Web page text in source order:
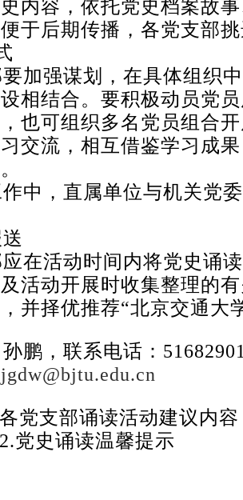
内容，依托党史档案故
于后期传播，各党支部
加强谋划，在具体组织
相结合。要积极动员党
也可组织多名党员组合
交流，相互借鉴学习成
中，直属单位与机关党
在活动时间内将党史诵
活动开展时收集整理的
并择优推荐“北京交通大
鹏，联系电话：
党支部诵读活动建议内容
2.党史诵读温馨提示